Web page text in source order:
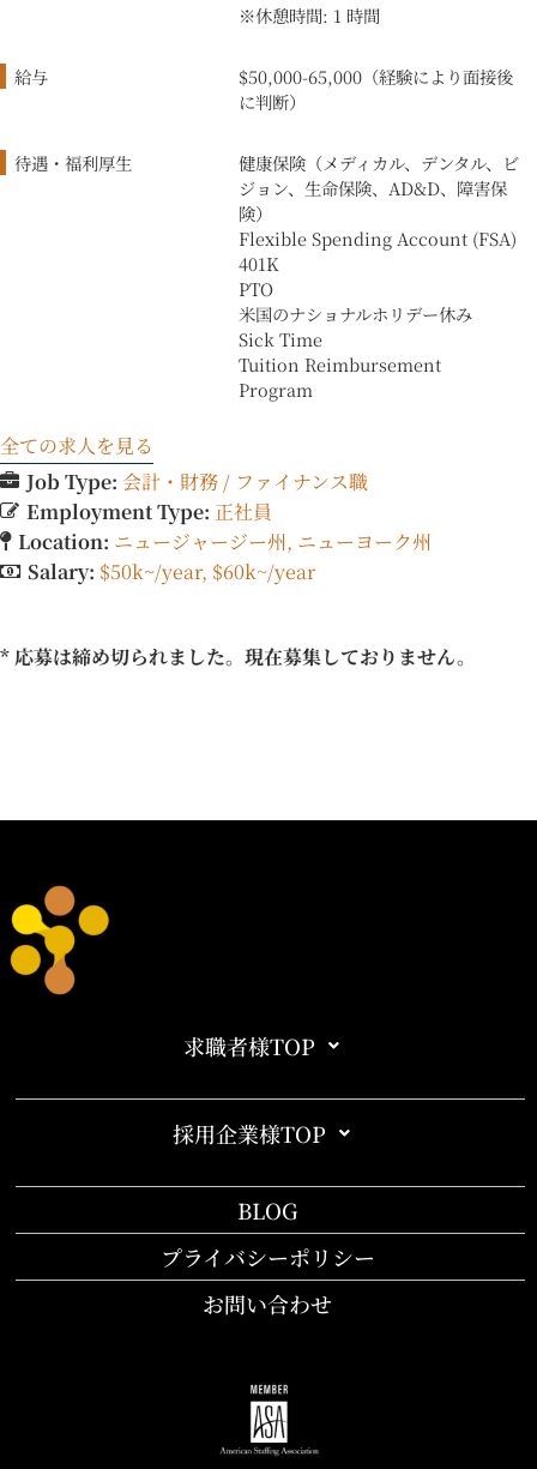
※休憩時間: 1 時間
給与
$50,000-65,000（経験により面接後
に判断）
待遇・福利厚生
健康保険（メディカル、デンタル、ビ
ジョン、生命保険、AD&D、障害保
険）
Flexible Spending Account (FSA)
401K
PTO
米国のナショナルホリデー休み
Sick Time
Tuition Reimbursement
Program
全ての求人を見る
Job Type: 会計・財務 / ファイナンス職
Employment Type: 正社員
Location: ニュージャージー州 ニューヨーク州
Salary: $50k~/year $60k~/year
* 応募は締め切られました。現在募集しておりません。
求職者様TOP
採用企業様TOP
BLOG
プライバシーポリシー
お問い合わせ